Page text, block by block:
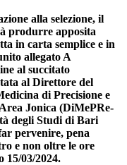
alla selezione, il
produrre apposita
in carta semplice e in
allegato A
al succitato
al Direttore del
di Precisione e
Jonica (DiMePRe-
degli Studi di Bari
pervenire, pena
e non oltre le ore
15/03/2024.